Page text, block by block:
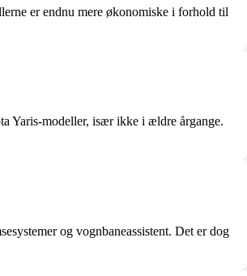
er endnu mere økonomiske i forhold til
Yaris-modeller, især ikke i ældre årgange.
og vognbaneassistent. Det er dog